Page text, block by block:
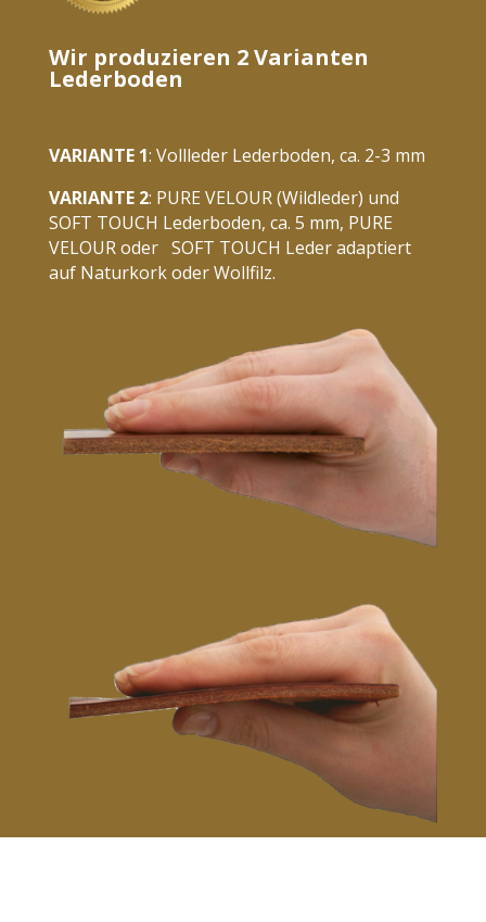
Wir produzieren 2 Varianten
Lederboden
VARIANTE 1: Vollleder Lederboden, ca. 2-3 mm
VARIANTE 2: PURE VELOUR (Wildleder) und
SOFT TOUCH Lederboden, ca. 5 mm, PURE
VELOUR oder SOFT TOUCH Leder adaptiert
auf Naturkork oder Wollfilz.